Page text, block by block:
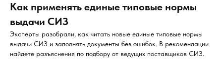
Как применять единые типовые нормы
выдачи СИЗ
Эксперты разобрали, как читать новые единые типовые нормы
выдачи СИЗ и заполнять документы без ошибок. В рекомендации
найдете разъяснения по подбору от ведущих поставщиков СИЗ.